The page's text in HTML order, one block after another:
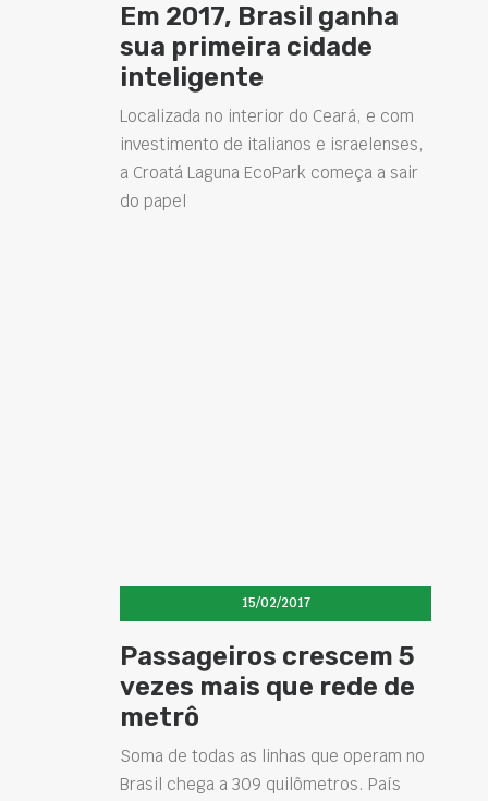
Em 2017, Brasil ganha
sua primeira cidade
inteligente
Localizada no interior do Ceará, e com
investimento de italianos e israelenses,
a Croatá Laguna EcoPark começa a sair
do papel
15/02/2017
Passageiros crescem 5
vezes mais que rede de
metrô
Soma de todas as linhas que operam no
Brasil chega a 309 quilômetros. País